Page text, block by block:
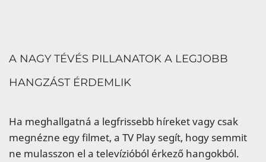
A NAGY TÉVÉS PILLANATOK A LEGJOBB
HANGZÁST ÉRDEMLIK
Ha meghallgatná a legfrissebb híreket vagy csak
megnézne egy filmet, a TV Play segít, hogy semmit
ne mulasszon el a televízióból érkező hangokból.